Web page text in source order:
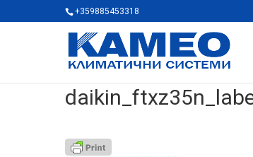
+359885453318